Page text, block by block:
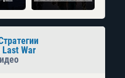
War